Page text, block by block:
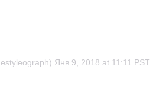
Янв 9, 2018 at 11:11 PST